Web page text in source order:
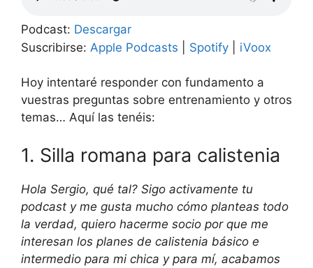
Podcast: Descargar
Suscribirse: Apple Podcasts Spotify iVoox
Hoy intentaré responder con fundamento a
vuestras preguntas sobre entrenamiento y otros
temas… Aquí las tenéis:
1. Silla romana para calistenia
Hola Sergio, qué tal? Sigo activamente tu
podcast y me gusta mucho cómo planteas todo
la verdad, quiero hacerme socio por que me
interesan los planes de calistenia básico e
intermedio para mi chica y para mí, acabamos